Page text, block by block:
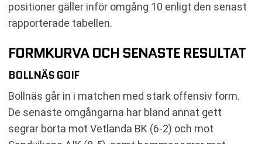
positioner gäller inför omgång 10 enligt den senast
rapporterade tabellen.
FORMKURVA OCH SENASTE RESULTAT
BOLLNÄS GOIF
Bollnäs går in i matchen med stark offensiv form.
De senaste omgångarna har bland annat gett
segrar borta mot Vetlanda BK (6-2) och mot